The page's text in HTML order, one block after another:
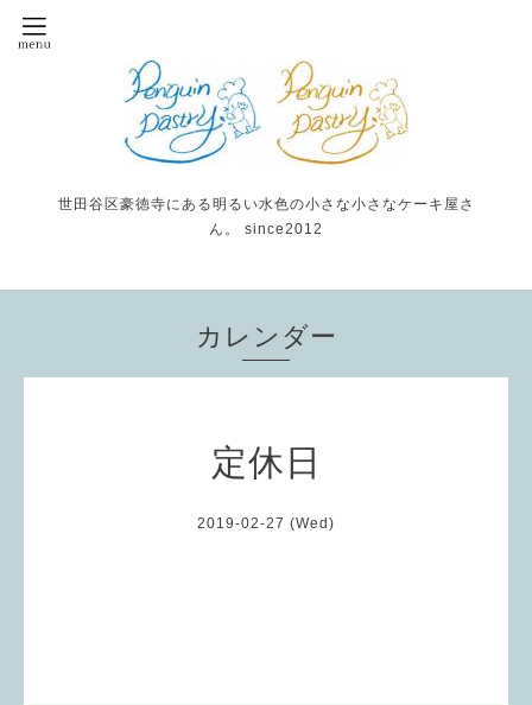
世田谷区豪徳寺にある明るい水色の小さな小さなケーキ屋さ
ん。 since2012
カレンダー
定休日
2019-02-27 (Wed)